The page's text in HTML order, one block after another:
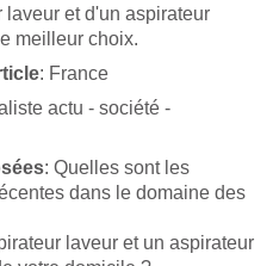
et d'un aspirateur
meilleur choix.
: France
actu - société -
: Quelles sont les
dans le domaine des
laveur et un aspirateur